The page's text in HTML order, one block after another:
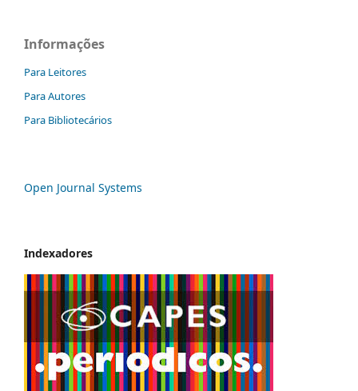
Informações
Para Leitores
Para Autores
Para Bibliotecários
Open Journal Systems
Indexadores